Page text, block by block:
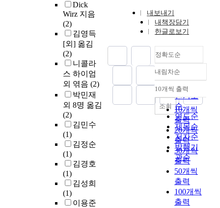
Dick
Wirz 지음
(2)
김영득
[외] 옮김
(2)
니콜라
스 하이엄
외 엮음 (2)
박민재
외 8명 옮김
(2)
김민수
(1)
김정순
(1)
김경호
(1)
김성희
(1)
이용준
내보내기
내책장담기
한글로보기
정확도순
정확도
순
인기도
순
연도순
제목순
저자순
발행기
관순
내림차순
내림차순
10개씩 출력
10개씩
출력
20개씩
출력
30개씩
출력
50개씩
출력
100개씩
출력
조회